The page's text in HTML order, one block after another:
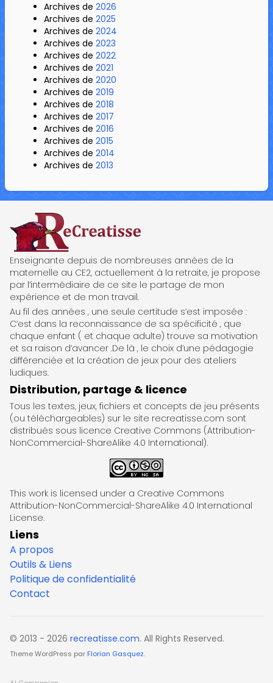
Archives de 2026
Archives de 2025
Archives de 2024
Archives de 2023
Archives de 2022
Archives de 2021
Archives de 2020
Archives de 2019
Archives de 2018
Archives de 2017
Archives de 2016
Archives de 2015
Archives de 2014
Archives de 2013
ReCreatisse
Enseignante depuis de nombreuses années de la
maternelle au CE2, actuellement à la retraite, je propose
par l’intermédiaire de ce site le partage de mon
expérience et de mon travail.
Au fil des années , une seule certitude s’est imposée :
C’est dans la reconnaissance de sa spécificité , que
chaque enfant ( et chaque adulte) trouve sa motivation
et sa raison d’avancer .De là , le choix d’une pédagogie
différenciée et la création de jeux pour des ateliers
ludiques.
Distribution, partage & licence
Tous les textes, jeux, fichiers et concepts de jeu présents
(ou téléchargeables) sur le site recreatisse.com sont
distribués sous licence Creative Commons (Attribution-
NonCommercial-ShareAlike 4.0 International).
This work is licensed under a Creative Commons
Attribution-NonCommercial-ShareAlike 4.0 International
License.
Liens
A propos
Outils & Liens
Politique de confidentialité
Contact
© 2013 - 2026 recreatisse.com. All Rights Reserved.
Theme WordPress par Florian Gasquez.